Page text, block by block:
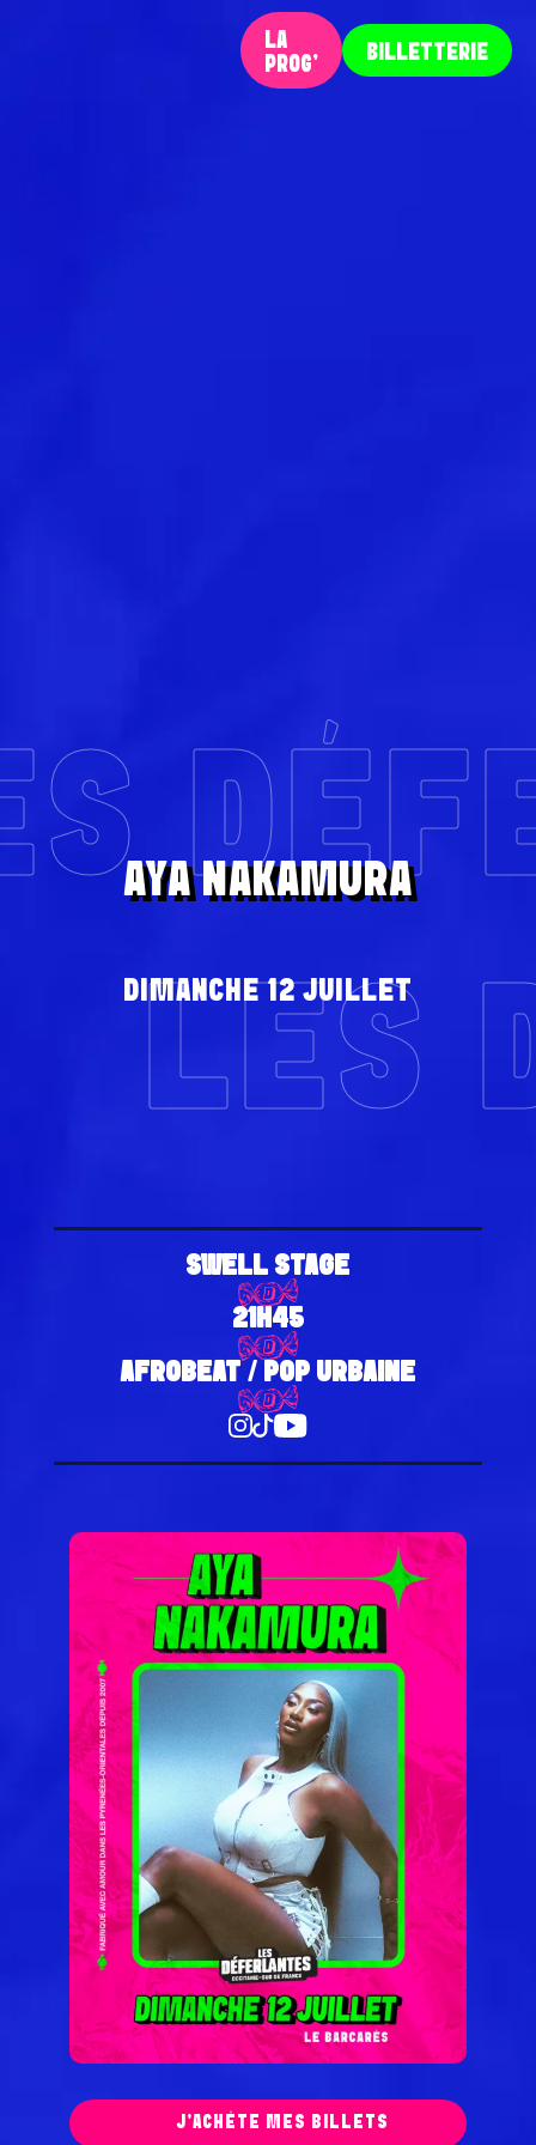
LA
PROG‘
BILLETTERIE
AYA NAKAMURA
DIMANCHE 12 JUILLET
LES
SWELL STAGE
21H45
AFROBEAT / POP URBAINE
J'ACHÈTE MES BILLETS